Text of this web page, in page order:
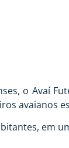
o Avaí
em